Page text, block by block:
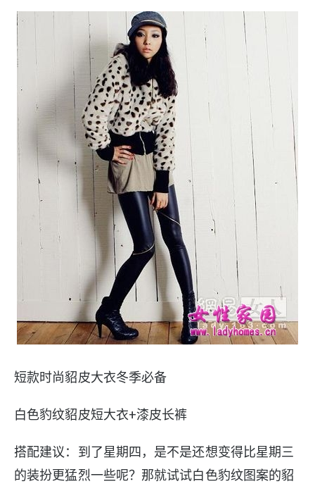
短款时尚貂皮大衣冬季必备
白色豹纹貂皮短大衣+漆皮长裤
搭配建议：到了星期四，是不是还想变得比星期三
的装扮更猛烈一些呢？那就试试白色豹纹图案的貂